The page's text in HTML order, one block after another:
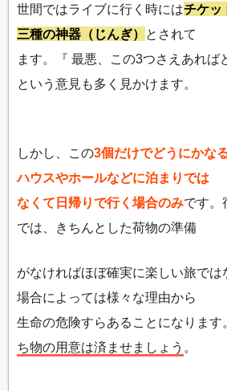
世間ではライブに行く時にはチケッ
三種の神器（じんぎ）
とされて
ます。『 最悪、この3つさえあれば
という意見も多く見かけます。
しかし、この3個だけでどうにかな
ハウスやホールなどに泊まりでは
なくて日帰りで行く場合のみです。
では、きちんとした荷物の準備
がなければほぼ確実に楽しい旅では
場合によっては様々な理由から
生命の危険すらあることになります。
ち物の用意は済ませましょう